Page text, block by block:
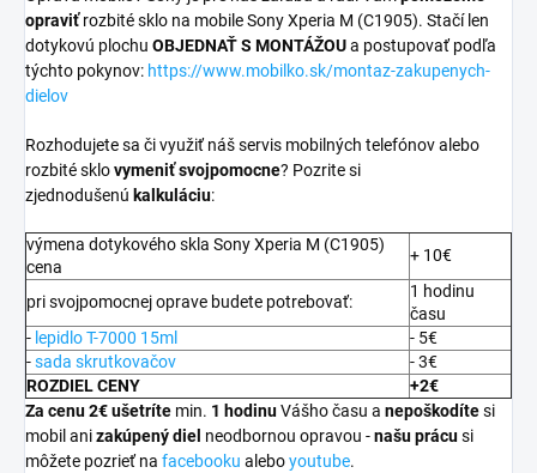
opraviť rozbité sklo na mobile Sony Xperia M (C1905). Stačí len
dotykovú plochu OBJEDNAŤ S MONTÁŽOUa postupovať podľa
týchto pokynov: https://www.mobilko.sk/montaz-zakupenych-
dielov
Rozhodujete sa či využiť náš servis mobilných telefónov alebo
rozbité sklovymeniť svojpomocne? Pozrite si
zjednodušenú kalkuláciu:
výmena dotykového skla Sony Xperia M (C1905)
cena
+ 10€
pri svojpomocnej oprave budete potrebovať:
1 hodinu
času
- lepidlo T-7000 15ml
- 5€
-sada skrutkovačov
- 3€
ROZDIEL CENY
+2€
Za cenu 2€ ušetríte min. 1 hodinuVášho času a nepoškodítesi
mobil anizakúpený diel neodbornou opravou -našu prácusi
môžete pozrieť na facebooku aleboyoutube.